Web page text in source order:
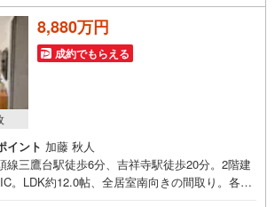
8,880万円
成約でもらえる
イント 加藤 秋人
線三鷹台駅徒歩6分、吉祥寺駅徒歩20分。2階建
。LDK約12.0帖、全居室南向きの間取り。各室